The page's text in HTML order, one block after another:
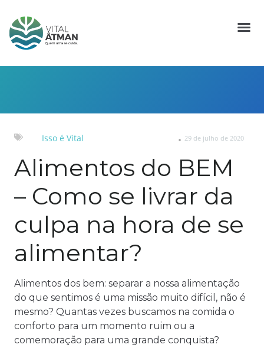
Isso é Vital 29 de julho de 2020
Alimentos do BEM
– Como se livrar da
culpa na hora de se
alimentar?
Alimentos dos bem: separar a nossa alimentação
do que sentimos é uma missão muito difícil, não é
mesmo? Quantas vezes buscamos na comida o
conforto para um momento ruim ou a
comemoração para uma grande conquista?